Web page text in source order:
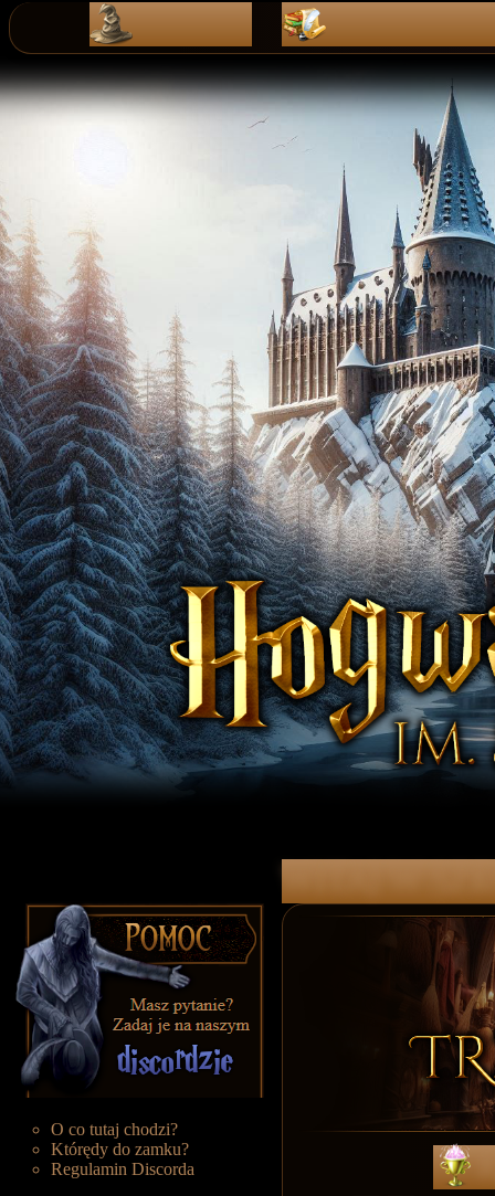
ZaPiSy
O co tutaj chodzi?
Którędy do zamku?
Regulamin Discorda
witaj w